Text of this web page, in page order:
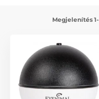
Megjelenítés